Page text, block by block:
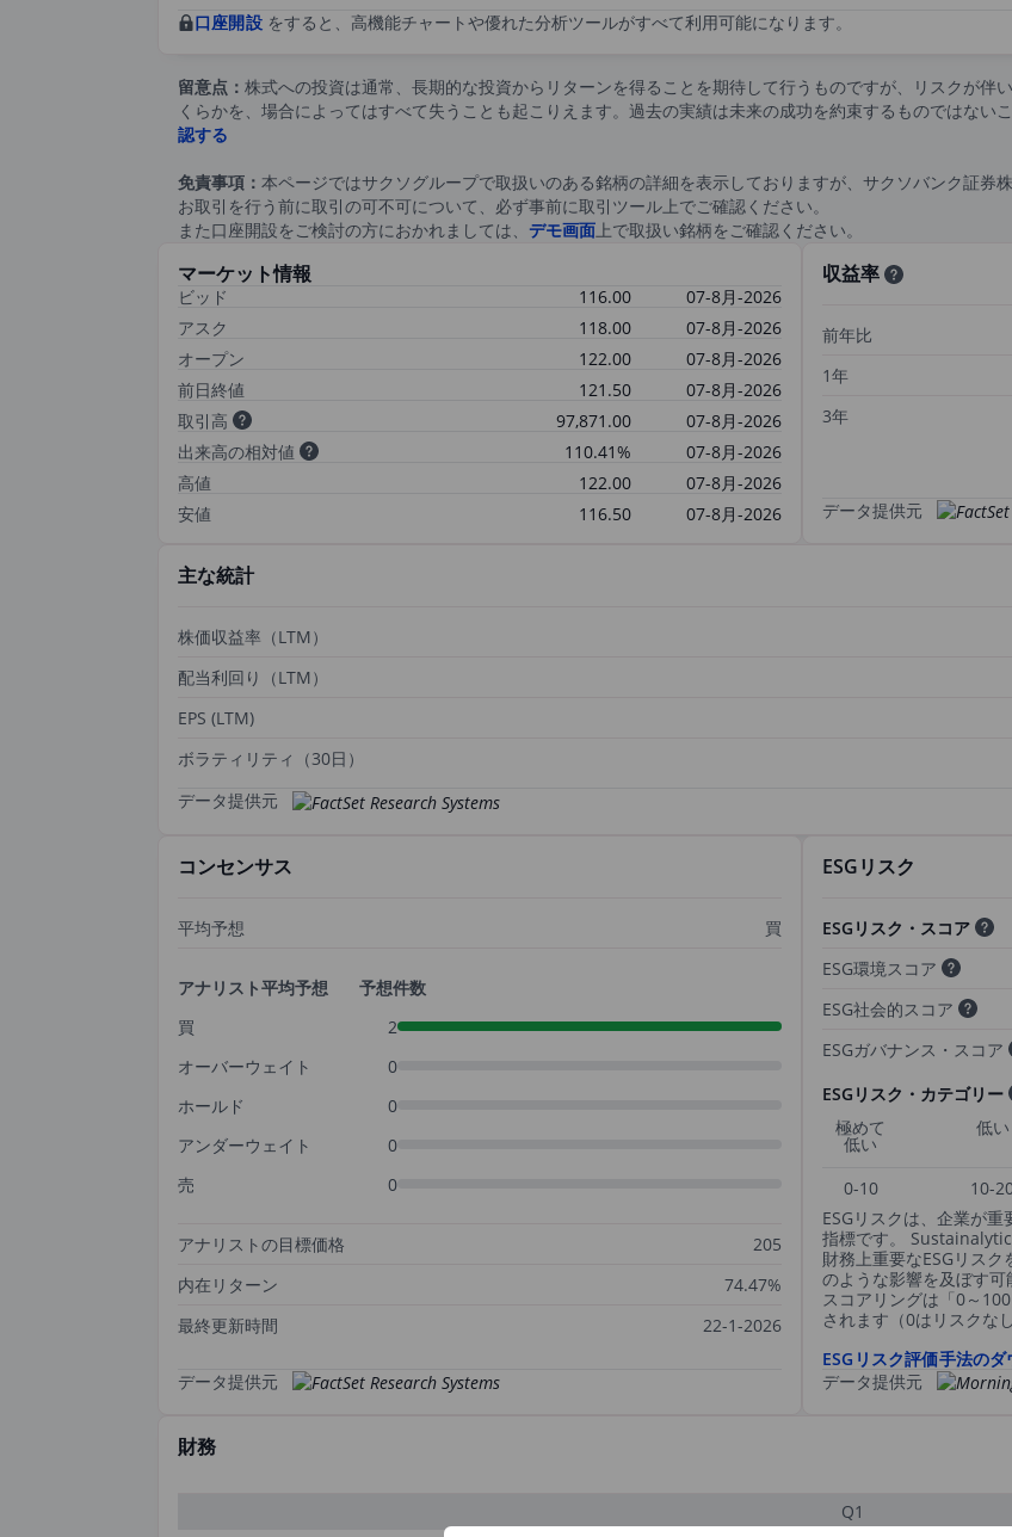
口座開設をすると、高機能チャートや優れた分析ツールがすべて利用可能になります。
留意点： 株式への投資は通常、長期的な投資からリターンを得ることを期待して行うものですが、リスクが伴
くらかを、場合によってはすべて失うことも起こりえます。過去の実績は未来の成功を約束するものではない
認する
免責事項： 本ページではサクソグループで取扱いのある銘柄の詳細を表示しておりますが、サクソバンク証券
お取引を行う前に取引の可不可について、必ず事前に取引ツール上でご確認ください。
また口座開設をご検討の方におかれましては、 デモ画面上で取扱い銘柄をご確認ください。
マーケット情報
ビッド 116.00
07-8月-2026
アスク
118.00
07-8月-2026
オープン
122.00
07-8月-2026
前日終値
121.50
07-8月-2026
取引高
97,871.00
07-8月-2026
出来高の相対値
110.41%
07-8月-2026
高値
122.00
07-8月-2026
安値
116.50 07-8月-2026
収益率
前年比
1年
3年
データ提供元
主な統計
株価収益率（LTM）
配当利回り（LTM）
EPS (LTM)
ボラティリティ（30日）
データ提供元
コンセンサス
平均予想 買
アナリスト平均予想
予想件数
買
2
オーバーウェイト
0
ホールド
0
アンダーウェイト
0
売
0
アナリストの目標価格
205
内在リターン
74.47%
最終更新時間
22-1-2026
データ提供元
ESGリスク
ESGリスク・スコア
ESG環境スコア
ESG社会的スコア
ESGガバナンス・スコア
ESGリスク・カテゴリー
極めて
低い
低い
0-10
10-
ESGリスクは、企業が
指標です。
財務上重要なESGリス
のような影響を及ぼす可
スコアリングは「0～
されます（0はリスクな
ESGリスク評価手法の
データ提供元
財務
Q1